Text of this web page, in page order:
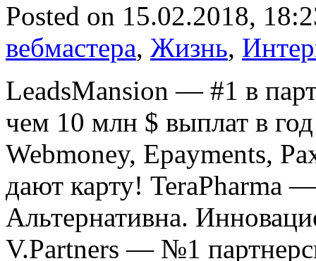
Posted on 15.02.2018,
вебмастера, Жизнь,
LeadsMansion — #1 в
чем 10 млн $ выплат в
Webmoney, Epayments,
дают карту! TeraPharma
Альтернативна.
V.Partners — №1